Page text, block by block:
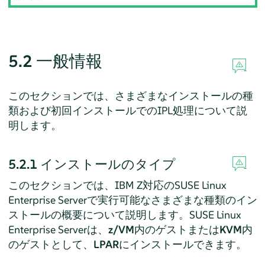
5.2 一般情報
このセクションでは、さまざまなインストールの種
類および初回インストールでのIPL処理について説
明します。
5.2.1 インストールのタイプ
このセクションでは、IBM Z対応のSUSE Linux
Enterprise Serverで実行可能なさまざまな種類のイン
ストールの概要について説明します。 SUSE Linux
Enterprise Serverは、 z/VM内のゲストまたはKVM内
のゲストとして、 LPARにインストールできます。